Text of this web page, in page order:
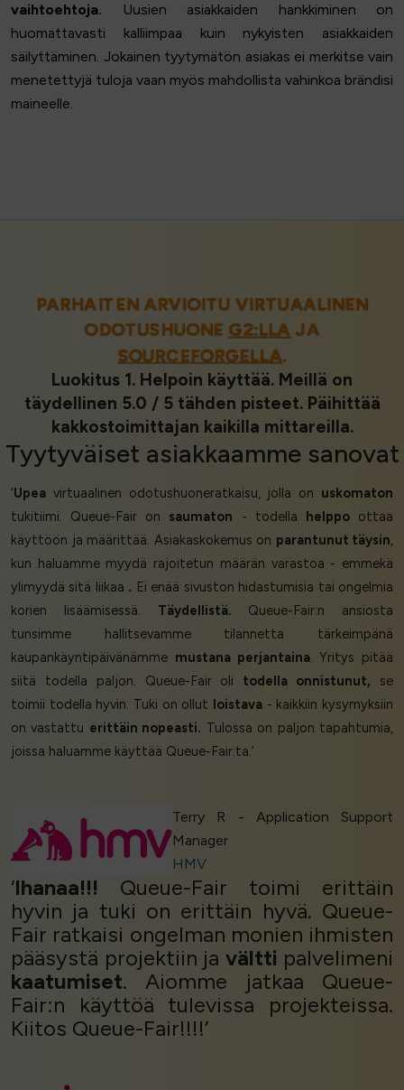
vaihtoehtoja. Uusien asiakkaiden hankkiminen on
huomattavasti kalliimpaa kuin nykyisten asiakkaiden
säilyttäminen. Jokainen tyytymätön asiakas ei merkitse vain
menetettyjä tuloja vaan myös mahdollista vahinkoa brändisi
maineelle.
PARHAITEN ARVIOITU VIRTUAALINEN
ODOTUSHUONE G2:LLA JA
SOURCEFORGELLA.
Luokitus 1. Helpoin käyttää. Meillä on
täydellinen 5.0 / 5 tähden pisteet. Päihittää
kakkostoimittajan kaikilla mittareilla.
Tyytyväiset asiakkaamme sanovat
‘Upea virtuaalinen odotushuoneratkaisu, jolla on uskomaton
tukitiimi. Queue-Fair on saumaton - todella helppoottaa
käyttöön ja määrittää. Asiakaskokemus on parantunut täysin,
kun haluamme myydä rajoitetun määrän varastoa - emmekä
ylimyydä sitä liikaa . Ei enää sivuston hidastumisia tai ongelmia
korien lisäämisessä. Täydellistä. Queue-Fair:n ansiosta
tunsimme hallitsevamme tilannetta tärkeimpänä
kaupankäyntipäivänämme mustana perjantaina. Yritys pitää
siitä todella paljon. Queue-Fair oli todella onnistunut, se
toimii todella hyvin. Tuki on ollut
loistava - kaikkiin kysymyksiin
on vastattu erittäin nopeasti. Tulossa on paljon tapahtumia,
joissa haluamme käyttää Queue-Fair:ta.’
Terry R - Application Support
Manager
HMV
‘Ihanaa!!! Queue-Fair toimi erittäin
hyvin ja tuki on erittäin hyvä. Queue-
Fair ratkaisi ongelman monien ihmisten
pääsystä projektiin ja vältti palvelimeni
kaatumiset. Aiomme jatkaa Queue-
Fair:n käyttöä tulevissa projekteissa.
Kiitos Queue-Fair!!!!’